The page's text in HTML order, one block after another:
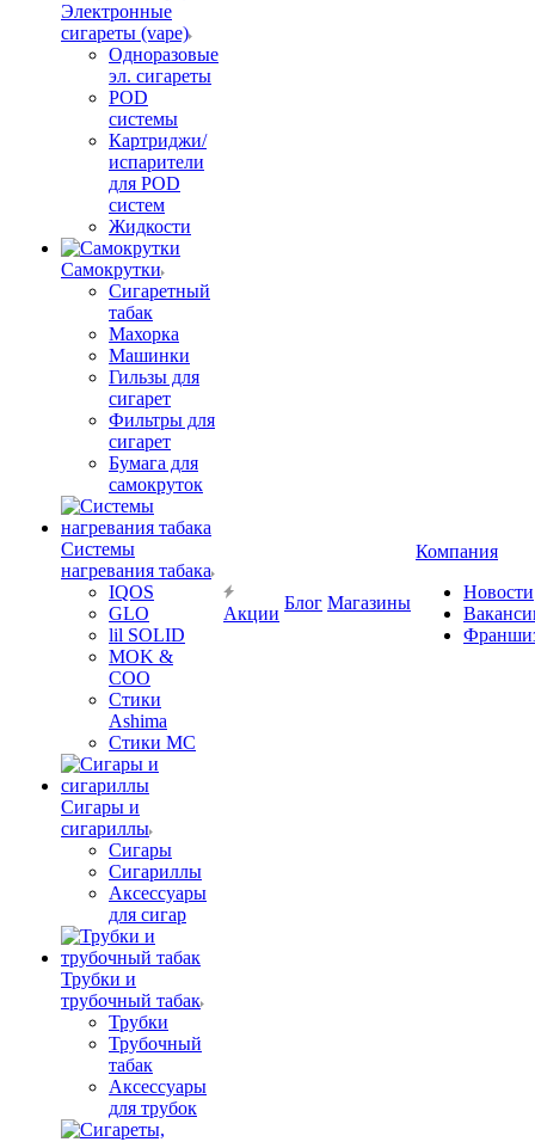
Электронные
сигареты (vape)
Одноразовые
эл. сигареты
POD
системы
Картриджи/
испарители
для POD
систем
Жидкости
Самокрутки
Сигаретный
табак
Махорка
Машинки
Гильзы для
сигарет
Фильтры для
сигарет
Бумага для
самокруток
Системы
нагревания табака
IQOS
GLO
lil SOLID
MOK &
COO
Стики
Ashima
Стики MC
Сигары и
сигариллы
Сигары
Сигариллы
Аксессуары
для сигар
Трубки и
трубочный табак
Трубки
Трубочный
табак
Аксессуары
для трубок
Акции
Блог Магазины
Компания
Новости